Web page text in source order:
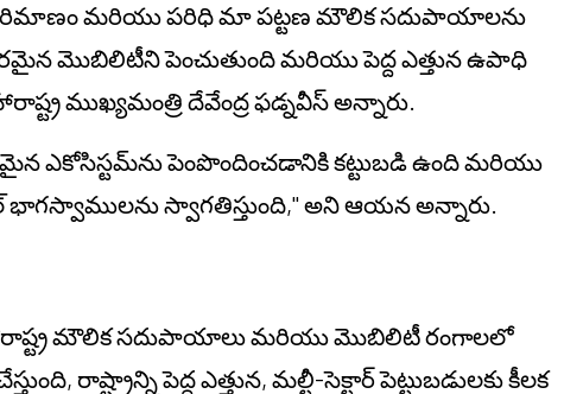
పరిమాణం మరియు పరిధి మా పట్టణ మౌలిక సదుపాయాలను
మొబిలిటీని పెంచుతుంది మరియు పెద్ద ఎత్తున ఉపాధి
ముఖ్యమంత్రి దేవేంద్ర ఫడ్నవీస్ అన్నారు.
ఎకోసిస్టమ్‌ను పెంపొందించడానికి కట్టుబడి ఉంది మరియు
భాగస్వాములను స్వాగతిస్తుంది," అని ఆయన అన్నారు.
మౌలిక సదుపాయాలు మరియు మొబిలిటీ రంగాలలో
రాష్ట్రాన్ని పెద్ద ఎత్తున, మల్టీ-సెక్టార్ పెట్టుబడులకు కీలక